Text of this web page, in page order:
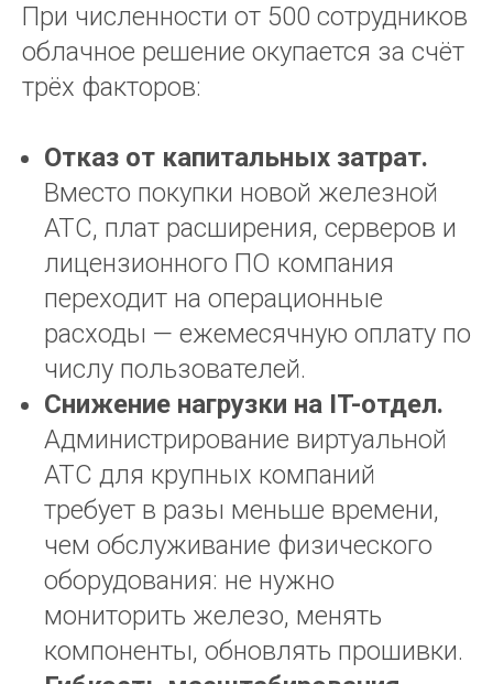
При численности от 500 сотрудников
облачное решение окупается за счёт
трёх факторов:
Отказ от капитальных затрат.
Вместо покупки новой железной
АТС, плат расширения, серверов и
лицензионного ПО компания
переходит на операционные
расходы — ежемесячную оплату по
числу пользователей.
Снижение нагрузки на IT-отдел.
Администрирование виртуальной
АТС для крупных компаний
требует в разы меньше времени,
чем обслуживание физического
оборудования: не нужно
мониторить железо, менять
компоненты, обновлять прошивки.